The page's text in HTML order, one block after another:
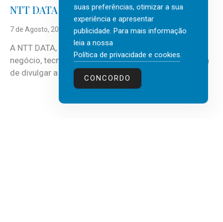
NTT DATA Insurtech Global Outlook 2026
7 de Agosto, 2026
A NTT DATA, consultora global em serviços de
negócio, tecnologia e inteligência artificial (IA), acaba
de divulgar a mais recente...
suas preferências, otimizar a sua
experiência e apresentar
publicidade. Para mais informação
leia a nossa
Política de privacidade e cookies.
CONCORDO